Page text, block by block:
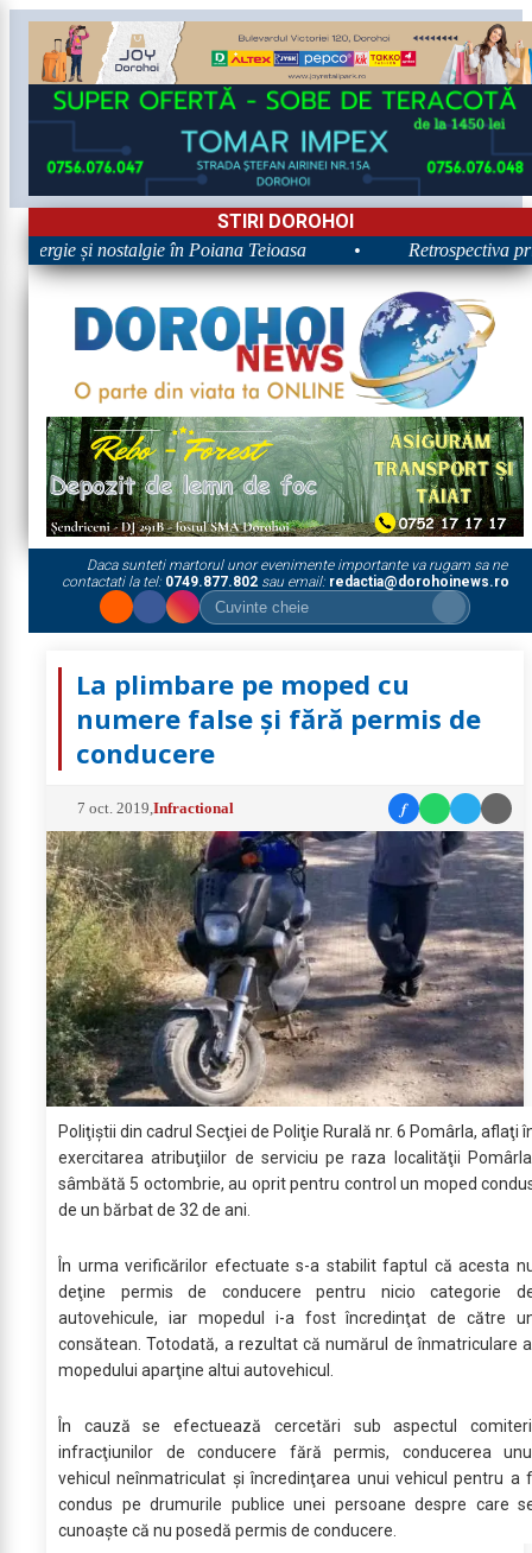
STIRI DOROHOI
și nostalgie în Poiana Teioasa Retrospectiva
Daca sunteti martorul unor evenimente importante va rugam sa ne
contactati la tel: 0749.877.802sau email: redactia@dorohoinews.ro
La plimbare pe moped cu
numere false și fără permis de
conducere
7 oct. 2019 ,Infractional f
Poliţiştii din cadrul Secţiei de Poliţie Rurală nr. 6 Pomârla, aflaţi
exercitarea atribuţiilor de serviciu pe raza localităţii
sâmbătă 5 octombrie, au oprit pentru control un moped
de un bărbat de 32 de ani.
În urma verificărilor efectuate s-a stabilit faptul că acesta
deţine permis de conducere pentru nicio categorie
autovehicule, iar mopedul i-a fost încredinţat de către
consătean. Totodată, a rezultat că numărul de înmatriculare
mopedului aparţine altui autovehicul.
În cauză se efectuează cercetări sub aspectul
infracţiunilor de conducere fără permis, conducerea
vehicul neînmatriculat şi încredinţarea unui vehicul pentru a
condus pe drumurile publice unei persoane despre care
cunoaște că nu posedă permis de conducere.